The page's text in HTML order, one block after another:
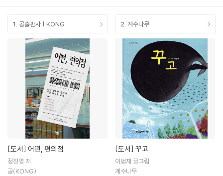
1. 공출판사 | KONG
[도서] 어떤, 편의점
정진영 저
공(KONG)
2. 계수나무
[도서] 꾸고
이범재 글그림
계수나무